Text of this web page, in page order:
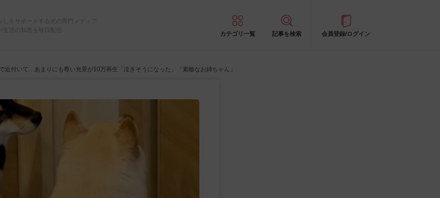
をサポートする犬の専門メディア
活の知恵を毎日配信
カテゴリ一覧 記事を検索 会員登録/ログイン
付いて…あまりにも尊い光景が10万再生「泣きそうになった」「素敵なお姉ちゃん」